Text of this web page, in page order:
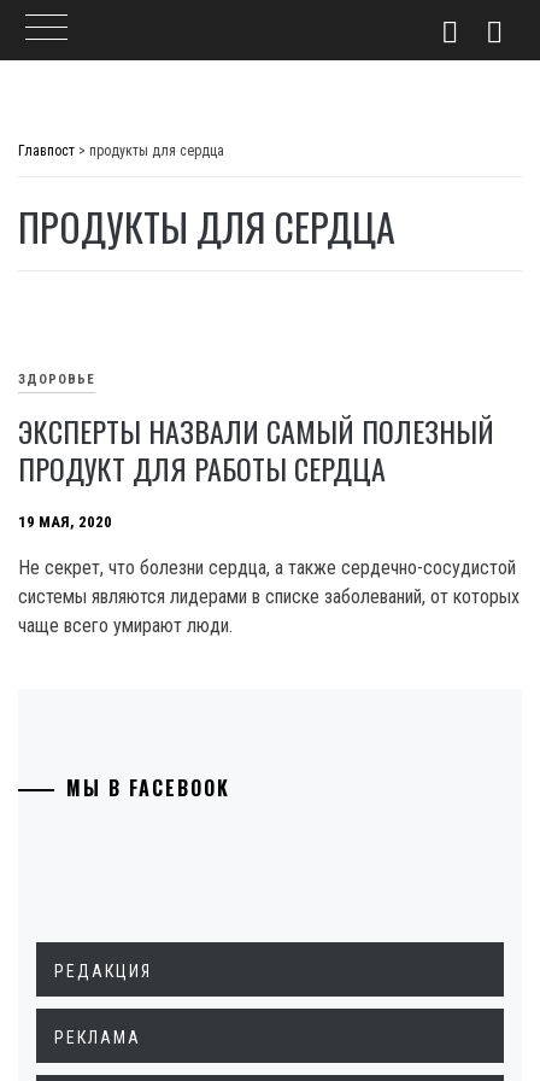
Главпост > продукты для сердца
ПРОДУКТЫ ДЛЯ СЕРДЦА
ЗДОРОВЬЕ
ЭКСПЕРТЫ НАЗВАЛИ САМЫЙ ПОЛЕЗНЫЙ
ПРОДУКТ ДЛЯ РАБОТЫ СЕРДЦА
19 МАЯ, 2020
Не секрет, что болезни сердца, а также сердечно-сосудистой
системы являются лидерами в списке заболеваний, от которых
чаще всего умирают люди.
МЫ В FACEBOOK
РЕДАКЦИЯ
РЕКЛАМА